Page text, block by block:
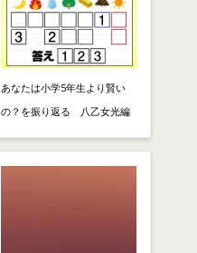
あなたは小学5年生より賢い
の？を振り返る 八乙女光編